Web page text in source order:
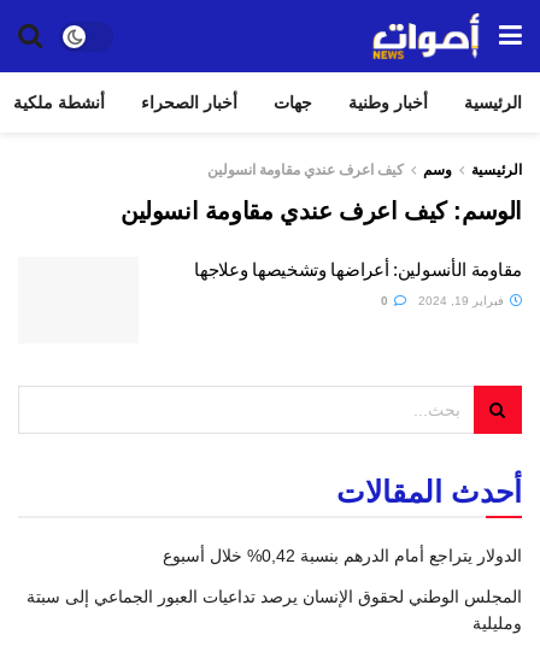
الرئيسية أخبار وطنية جهات أخبار الصحراء أنشطة ملكية
الرئيسية وسم كيف اعرف عندي مقاومة انسولين
الوسم:كيف اعرف عندي مقاومة انسولين
مقاومة الأنسولين: أعراضها وتشخيصها وعلاجها
فبراير 19, 2024
أحدث المقالات
الدولار يتراجع أمام الدرهم بنسبة 0,42% خلال أسبوع
المجلس الوطني لحقوق الإنسان يرصد تداعيات العبور الجماعي إلى سبتة
ومليلية